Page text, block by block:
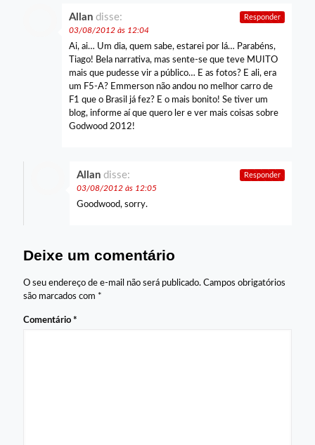
Allan disse:
03/08/2012 às 12:04
Ai, ai… Um dia, quem sabe, estarei por lá… Parabéns,
Tiago! Bela narrativa, mas sente-se que teve MUITO
mais que pudesse vir a público… E as fotos? E ali, era
um F5-A? Emmerson não andou no melhor carro de
F1 que o Brasil já fez? E o mais bonito! Se tiver um
blog, informe aí que quero ler e ver mais coisas sobre
Godwood 2012!
Responder
Allan disse:
03/08/2012 às 12:05
Goodwood, sorry.
Responder
Deixe um comentário
O seu endereço de e-mail não será publicado. Campos obrigatórios
são marcados com *
Comentário *